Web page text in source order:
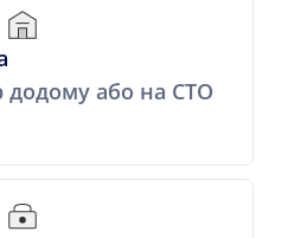
додому або на СТО